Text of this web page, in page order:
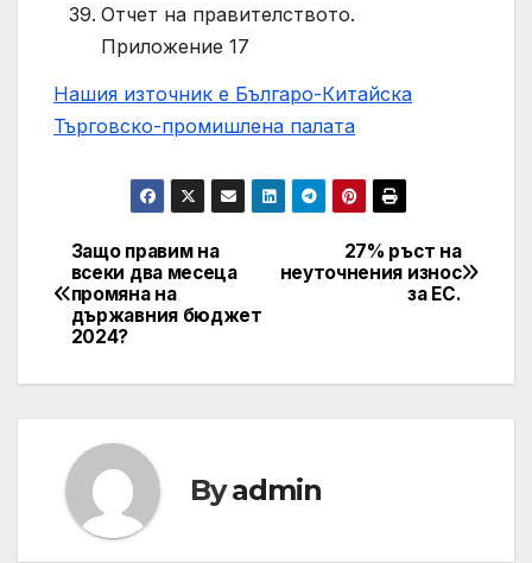
Отчет на правителството.
Приложение 17
Нашия източник е Българо-Китайска
Търговско-промишлена палaта
Post
navigation
27% ръст на
неуточнения износ
за ЕС.
Защо правим на
всеки два месеца
промяна на
държавния бюджет
2024?
Byadmin